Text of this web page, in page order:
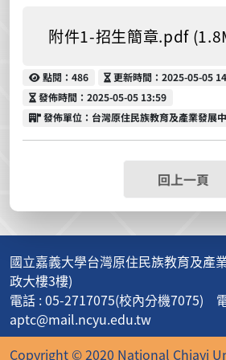
附件1-招生簡章.pdf
點閱
點閱：486 更新時間
更新時間：2025-05-05
發佈時間
發佈時間：2025-05-05 13:59
發佈單位
發佈單位：台灣原住民族教育及產業發展
回上一頁
國立嘉義大學台灣原住民族教育及產
政大樓3樓)
電話 : 05-2717075(校內分機7075)
aptc@mail.ncyu.edu.tw
Copyright © 2020 National Chiayi